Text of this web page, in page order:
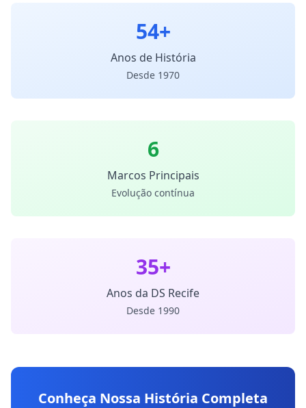
54+
Anos de História
Desde 1970
6
Marcos Principais
Evolução contínua
35+
Anos da DS Recife
Desde 1990
Conheça Nossa História Completa